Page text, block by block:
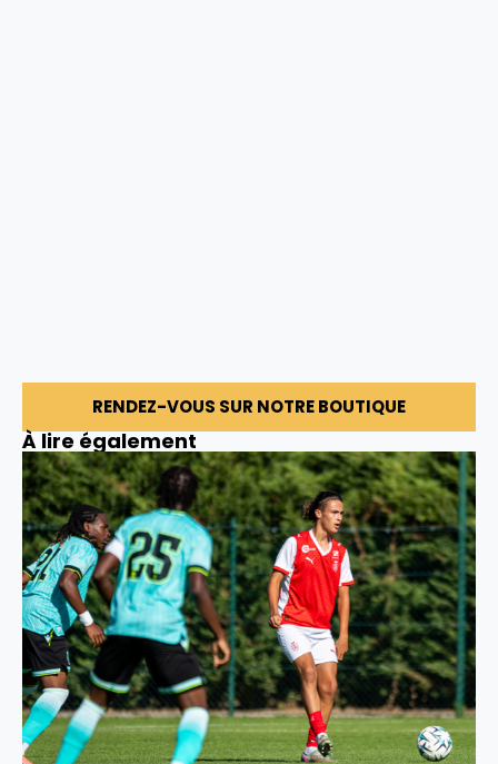
RENDEZ-VOUS SUR NOTRE BOUTIQUE
À lire également